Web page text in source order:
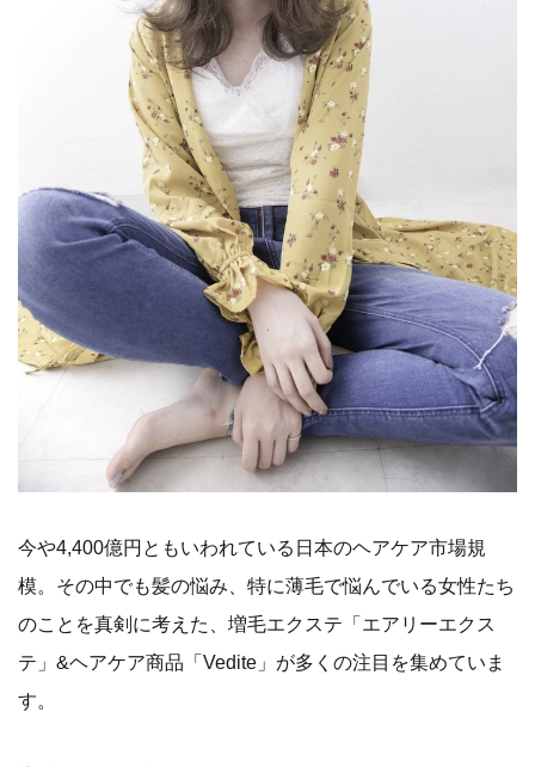
今や4,400億円ともいわれている日本のヘアケア市場規
模。その中でも髪の悩み、特に薄毛で悩んでいる女性たち
のことを真剣に考えた、増毛エクステ「エアリーエクス
テ」&ヘアケア商品「Vedite」が多くの注目を集めていま
す。